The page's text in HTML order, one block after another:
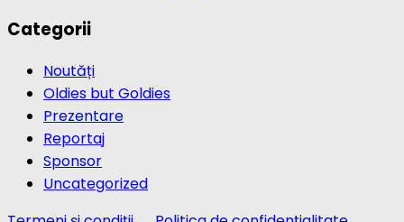
Categorii
Noutăți
Oldies but Goldies
Prezentare
Reportaj
Sponsor
Uncategorized